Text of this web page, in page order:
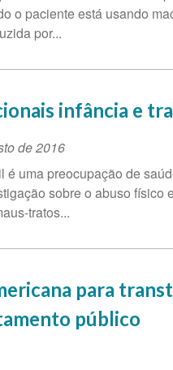
o paciente está usando
por...
infância e
de 2016
é uma preocupação de
sobre o abuso físico
tratos...
para
público